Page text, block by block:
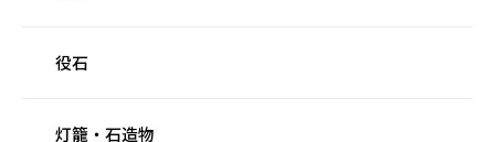
役石
灯籠・石造物